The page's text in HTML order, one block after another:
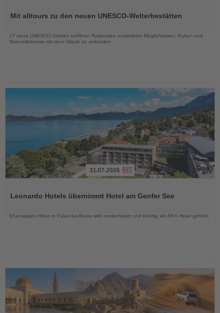
dieMit alltours zu den neuen UNESCO-Welterbestätten
27 neue UNESCO-Stätten eröffnen Reisenden zusätzliche Möglichkeiten, Kultur- und
Naturerlebnisse mit dem Urlaub zu verbinden
die
31.07.2026
Leonardo Hotels übernimmt Hotel am Genfer See
Ehemaliges Hilton in Evian-les-Bains wird modernisiert und künftig als NYX Hotel geführt